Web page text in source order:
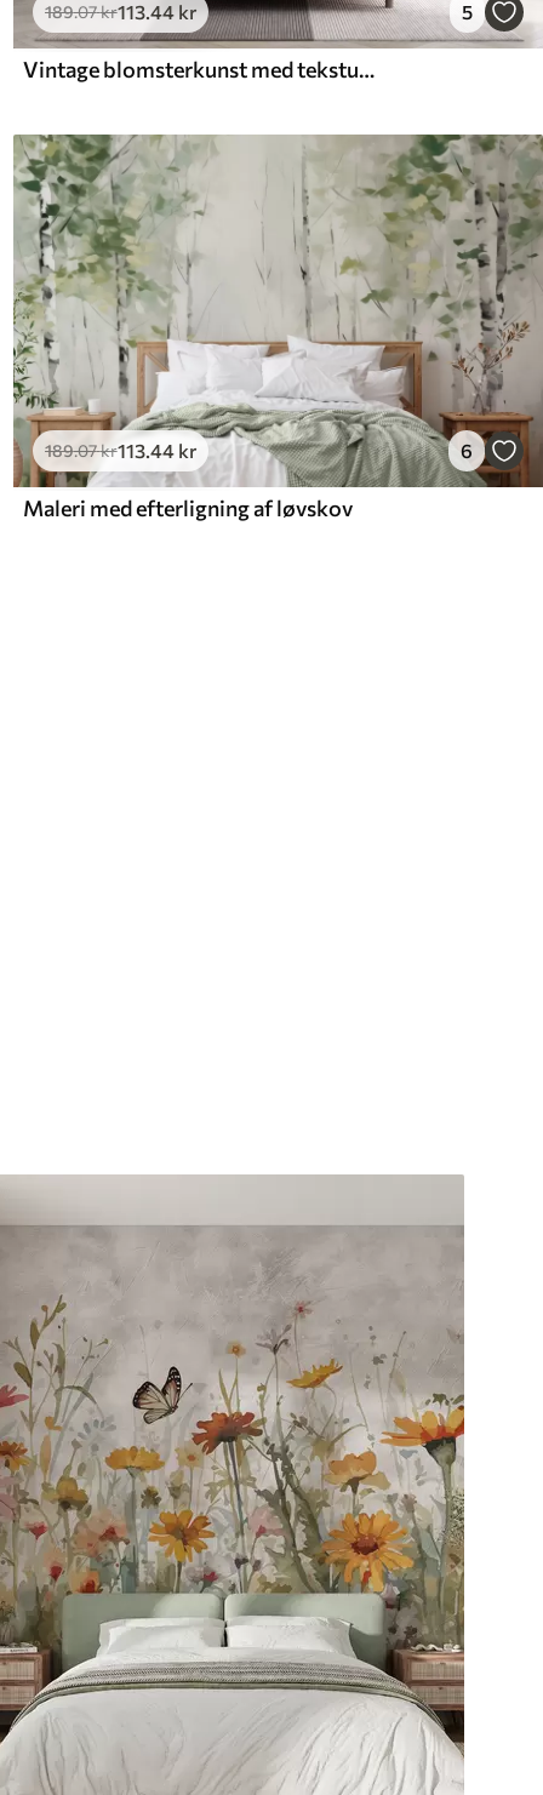
189.07kr113.44 kr 5
Vintage blomsterkunst med tekstur og illustrationer af delikate haveblomster og blade i tegnet stil, bløde pastelfarver i beige og sepia
189.07kr113.44 kr 6
Maleri med efterligning af løvskov